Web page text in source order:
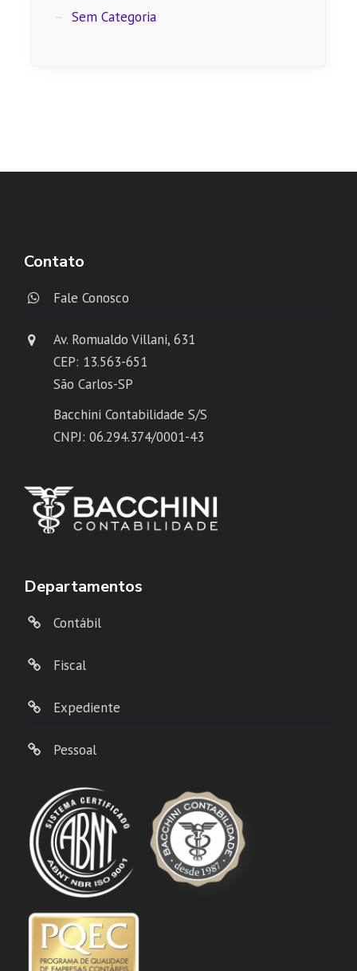
Sem Categoria
Contato
Fale Conosco
Av. Romualdo Villani, 631
CEP: 13.563-651
São Carlos-SP
Bacchini Contabilidade S/S
CNPJ: 06.294.374/0001-43
Departamentos
Contábil
Fiscal
Expediente
Pessoal